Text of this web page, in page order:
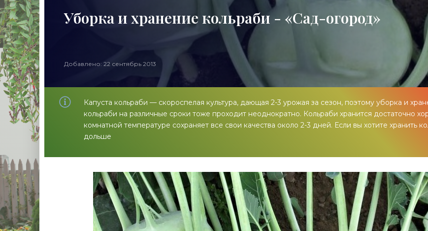
Уборка и хранение кольраби - «Сад-огород»
Добавлено: 22 сентябрь 2013
Капуста кольраби — скороспелая культура, дающая 2-3 урожая за сезон, поэтому уборка и
кольраби на различные сроки тоже проходит неоднократно. Кольраби хранится достаточно
комнатной температуре сохраняет все свои качества около 2-3 дней. Если вы хотите хранить
дольше